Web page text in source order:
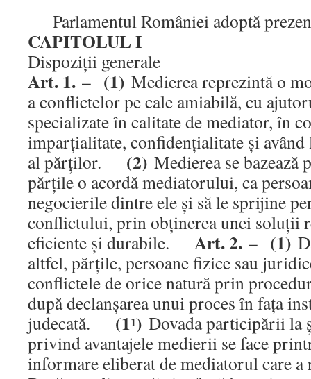
Parlamentul României adoptă
CAPITOLUL I
Dispoziţii generale
Art. 1. – (1) Medierea reprezintă o
a conflictelor pe cale amiabilă, cu
specializate în calitate de mediator, în
imparţialitate, confidenţialitate şi
al părţilor. (2) Medierea se bazează
părţile o acordă mediatorului, ca
negocierile dintre ele şi să le sprijine
conflictului, prin obţinerea unei soluţii
eficiente şi durabile. Art. 2. – (1)
altfel, părţile, persoane fizice sau
conflictele de orice natură prin
după declanşarea unui proces în faţa
judecată. (11) Dovada participării la
privind avantajele medierii se face
informare eliberat de mediatorul care